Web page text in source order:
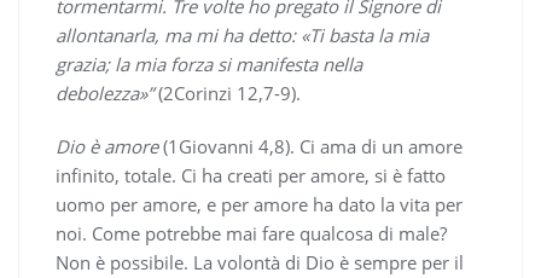
tormentarmi. Tre volte ho pregato il Signore di
allontanarla, ma mi ha detto: «Ti basta la mia
grazia; la mia forza si manifesta nella
debolezza»”(2Corinzi 12,7-9).
Dio è amore(1Giovanni 4,8). Ci ama di un amore
infinito, totale. Ci ha creati per amore, si è fatto
uomo per amore, e per amore ha dato la vita per
noi. Come potrebbe mai fare qualcosa di male?
Non è possibile. La volontà di Dio è sempre per il